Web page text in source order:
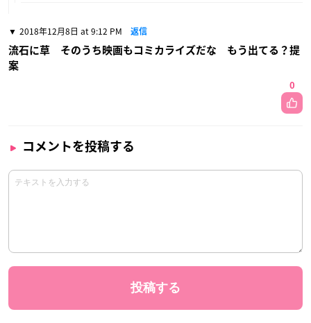
2018年12月8日 at 9:12 PM 返信
流石に草 そのうち映画もコミカライズだな もう出てる？提
案
0
コメントを投稿する